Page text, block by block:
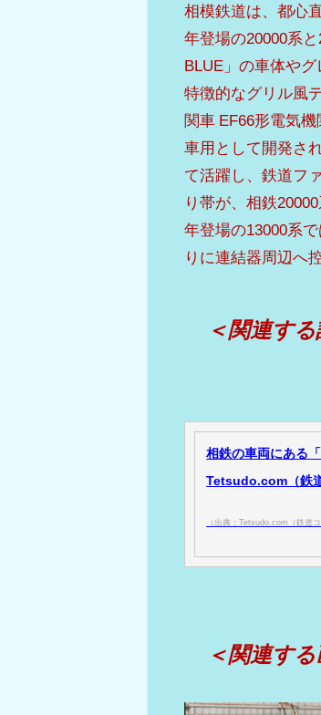
相模鉄道は、都心
年登場の20000系
BLUE」の車体や
特徴的なグリル風
関車 EF66形電気
車用として開発さ
て活躍し、鉄道フ
り帯が、相鉄
年登場の13000系
りに連結器周辺へ
＜関連す
相鉄の車両にある
Tetsudo.com（鉄
（出典：Tetsudo.com（鉄道コ
＜関連す